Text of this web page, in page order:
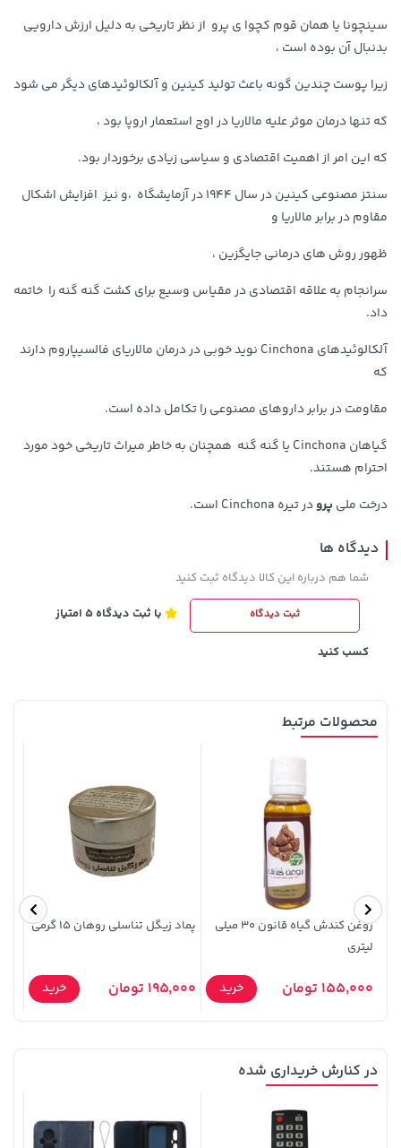
2,679,000 تومان
خرید
242,000 تومان
57,280,000 تومان
1,187,000
165,900
خرید
607,800 تومان
659,900
141,000 تومان
سینچونا یا همان قوم کچوا ی پرو از نظر تاریخی به دلیل ارزش دارویی
بدنبال آن بوده است ،
زیرا پوست چندین گونه باعث تولید کینین و آلکالوئیدهای دیگر می شود
که تنها درمان موثر علیه مالاریا در اوج استعمار اروپا بود ،
که این امر از اهمیت اقتصادی و سیاسی زیادی برخوردار بود.
سنتز مصنوعی کینین در سال 1944 در آزمایشگاه ،و نیز افزایش اشکال
مقاوم در برابر مالاریا و
ظهور روش های درمانی جایگزین ،
سرانجام به علاقه اقتصادی در مقیاس وسیع برای کشت گنه گنه را خاتمه
داد.
آلکالوئیدهای Cinchona نوید خوبی در درمان مالاریای فالسیپاروم دارند
که
مقاومت در برابر داروهای مصنوعی را تکامل داده است.
گیاهان Cinchona یا گنه گنه همچنان به خاطر میراث تاریخی خود مورد
احترام هستند.
درخت ملی پرودر تیره Cinchona است.
دیدگاه ها
شما هم درباره این کالا دیدگاه ثبت کنید
ثبت دیدگاه با ثبت دیدگاه 5 امتیاز
کسب کنید
محصولات مرتبط
روغن کندش گیاه قانون 30 میلی
لیتری
155,000 تومان خرید
پماد زیگل تناسلی روهان 15 گرمی
195,000 تومان خرید
در کنارش خریداری شده